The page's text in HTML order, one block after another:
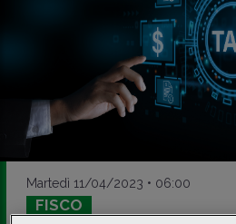
Martedì 11/04/2023 • 06:00
FISCO